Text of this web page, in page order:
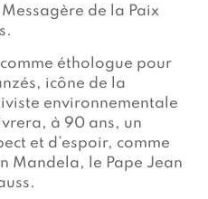
de la Paix
éthologue pour
icône de la
environnementale
à 90 ans, un
et d’espoir, comme
Mandela, le Pape Jean